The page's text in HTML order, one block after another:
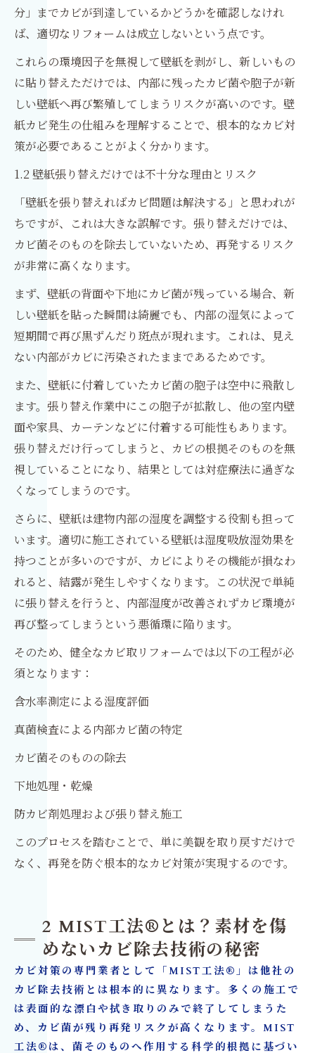
分」までカビが到達しているかどうかを確認しなけれ
ば、適切なリフォームは成立しないという点です。
これらの環境因子を無視して壁紙を剥がし、新しいもの
に貼り替えただけでは、内部に残ったカビ菌や胞子が新
しい壁紙へ再び繁殖してしまうリスクが高いのです。壁
紙カビ発生の仕組みを理解することで、根本的なカビ対
策が必要であることがよく分かります。
1.2 壁紙張り替えだけでは不十分な理由とリスク
「壁紙を張り替えればカビ問題は解決する」と思われが
ちですが、これは大きな誤解です。張り替えだけでは、
カビ菌そのものを除去していないため、再発するリスク
が非常に高くなります。
まず、壁紙の背面や下地にカビ菌が残っている場合、新
しい壁紙を貼った瞬間は綺麗でも、内部の湿気によって
短期間で再び黒ずんだり斑点が現れます。これは、見え
ない内部がカビに汚染されたままであるためです。
また、壁紙に付着していたカビ菌の胞子は空中に飛散し
ます。張り替え作業中にこの胞子が拡散し、他の室内壁
面や家具、カーテンなどに付着する可能性もあります。
張り替えだけ行ってしまうと、カビの根拠そのものを無
視していることになり、結果としては対症療法に過ぎな
くなってしまうのです。
さらに、壁紙は建物内部の湿度を調整する役割も担って
います。適切に施工されている壁紙は湿度吸放湿効果を
持つことが多いのですが、カビによりその機能が損なわ
れると、結露が発生しやすくなります。この状況で単純
に張り替えを行うと、内部湿度が改善されずカビ環境が
再び整ってしまうという悪循環に陥ります。
そのため、健全なカビ取リフォームでは以下の工程が必
須となります：
含水率測定による湿度評価
真菌検査による内部カビ菌の特定
カビ菌そのものの除去
下地処理・乾燥
防カビ剤処理および張り替え施工
このプロセスを踏むことで、単に美観を取り戻すだけで
なく、再発を防ぐ根本的なカビ対策が実現するのです。
2 MIST工法®とは？素材を傷
めないカビ除去技術の秘密
カビ対策の専門業者として「MIST工法®」は他社の
カビ除去技術とは根本的に異なります。多くの施工で
は表面的な漂白や拭き取りのみで終了してしまうた
め、カビ菌が残り再発リスクが高くなります。MIST
工法®は、菌そのものへ作用する科学的根拠に基づい